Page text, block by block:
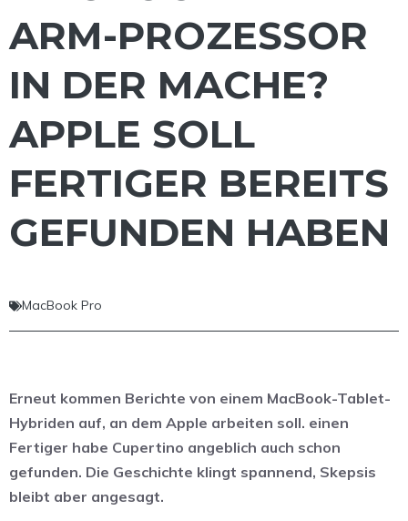
ARM-PROZESSOR
IN DER MACHE?
APPLE SOLL
FERTIGER BEREITS
GEFUNDEN HABEN
MacBook Pro
Erneut kommen Berichte von einem MacBook-Tablet-
Hybriden auf, an dem Apple arbeiten soll. einen
Fertiger habe Cupertino angeblich auch schon
gefunden. Die Geschichte klingt spannend, Skepsis
bleibt aber angesagt.